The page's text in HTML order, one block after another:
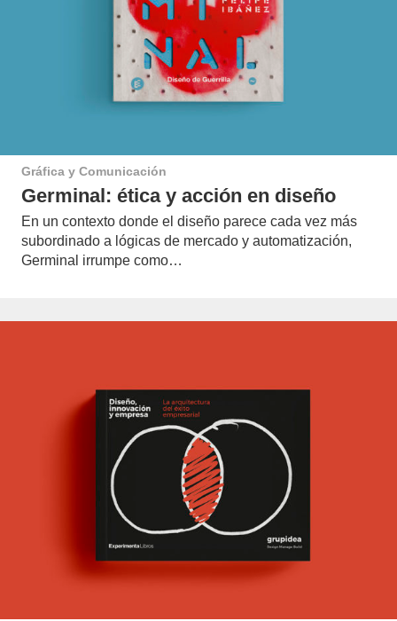
Gráfica y Comunicación
Germinal: ética y acción en diseño
En un contexto donde el diseño parece cada vez más
subordinado a lógicas de mercado y automatización,
Germinal irrumpe como…